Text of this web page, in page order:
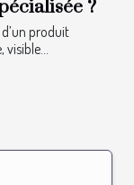
?
produit
visible...